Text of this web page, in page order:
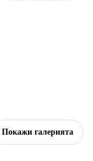
Покажи галерията